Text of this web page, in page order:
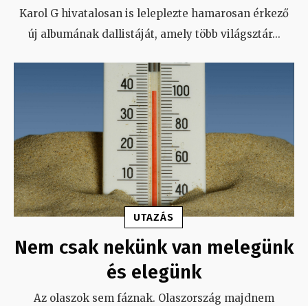
Karol G hivatalosan is leleplezte hamarosan érkező
új albumának dallistáját, amely több világsztár...
UTAZÁS
Nem csak nekünk van melegünk
és elegünk
Az olaszok sem fáznak. Olaszország majdnem